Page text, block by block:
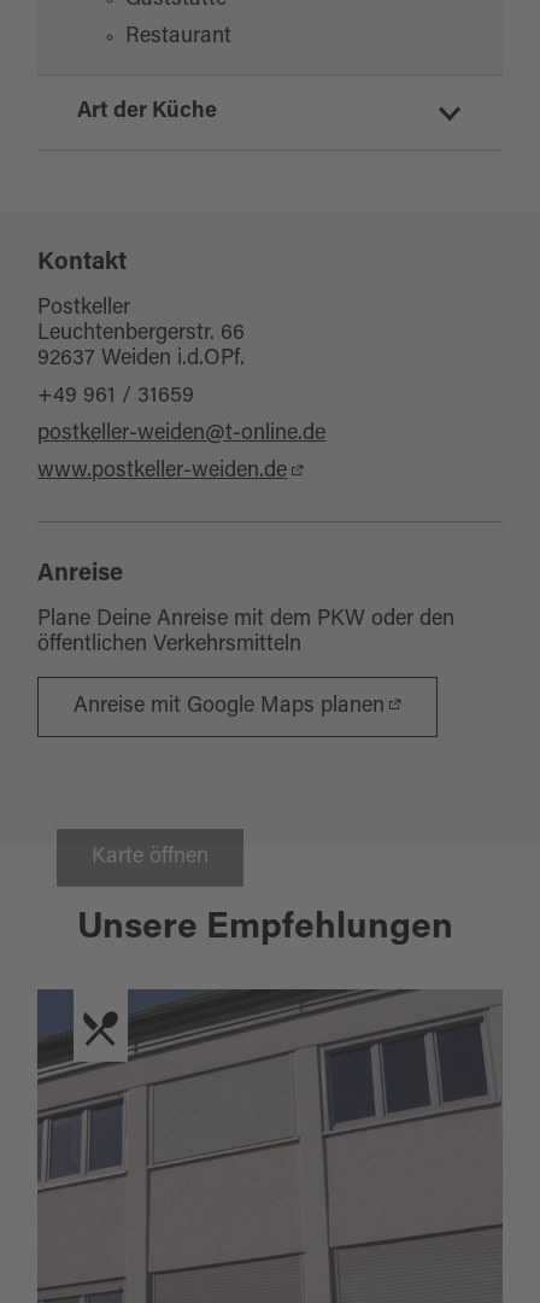
Restaurant
Art der Küche
Karte öffnen
Kontakt
Postkeller
Leuchtenbergerstr. 66
92637 Weiden i.d.OPf.
+49 961 / 31659
postkeller-weiden@t-online.de
www.postkeller-weiden.de
Anreise
Plane Deine Anreise mit dem PKW oder den
öffentlichen Verkehrsmitteln
Anreise mit Google Maps planen
Unsere Empfehlungen